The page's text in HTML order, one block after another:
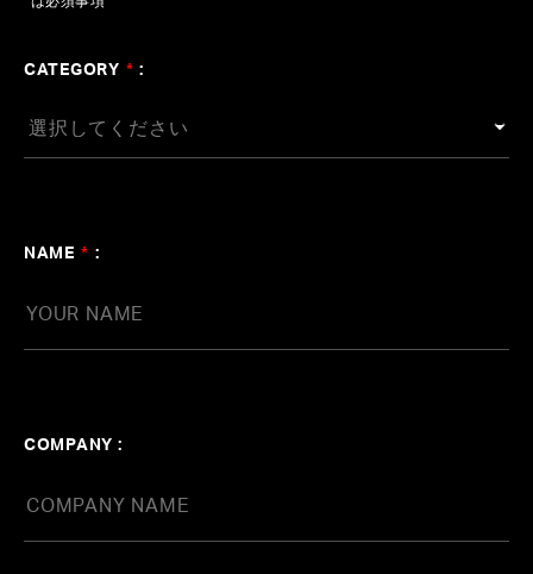
CATEGORY * :
NAME * :
COMPANY :